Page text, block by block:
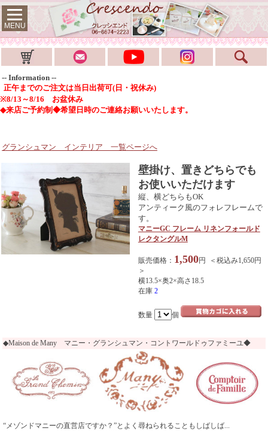
MENU
-- Information --
正午までのご注文は当日出荷可(日・祝休み)
※8/13～8/16 お盆休み
◆来店ご予約制◆希望日時のご連絡お願いいたします。
グランシュマン インテリア 一覧ページへ
壁掛け、置きどちらでも
お使いいただけます
縦、横どちらもOK
アンティーク風のフォレフレームで
す。
マニーGC フレーム リネンフォールド
レクタングルM
販売価格： 1,500円 ＜税込み1,650円
＞
横13.5×奥2×高さ18.5
在庫 2
数量 個
◆Maison de Many マニー・グランシュマン・コントワールドゥファミーユ◆
“メゾンドマニーの直営店ですか？”とよく尋ねられることもしばしば...